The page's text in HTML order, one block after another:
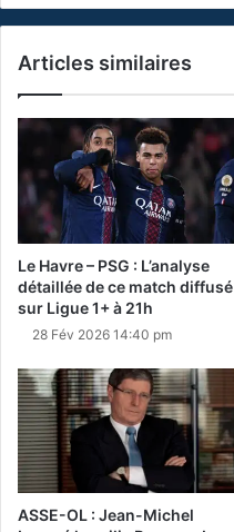
Articles similaires
Le Havre – PSG : L’analyse
détaillée de ce match diffusé
sur Ligue 1+ à 21h
28 Fév 2026 14:40 pm
ASSE-OL : Jean-Michel